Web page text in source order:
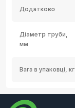
Додатково
Діаметр труби,
мм
Вага в упаковці, кг